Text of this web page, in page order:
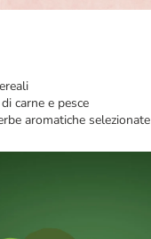
carne e pesce
aromatiche selezionate